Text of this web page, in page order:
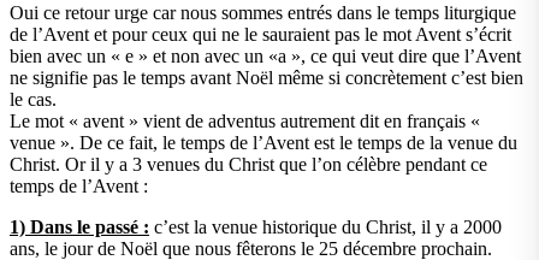
Oui ce retour urge car nous sommes entrés dans le temps liturgique
de l’Avent et pour ceux qui ne le sauraient pas le mot Avent s’écrit
bien avec un « e » et non avec un «a », ce qui veut dire que l’Avent
ne signifie pas le temps avant Noël même si concrètement c’est bien
le cas.
Le mot « avent » vient de adventus autrement dit en français «
venue ». De ce fait, le temps de l’Avent est le temps de la venue du
Christ. Or il y a 3 venues du Christ que l’on célèbre pendant ce
temps de l’Avent :
1) Dans le passé : c’est la venue historique du Christ, il y a 2000
ans, le jour de Noël que nous fêterons le 25 décembre prochain.